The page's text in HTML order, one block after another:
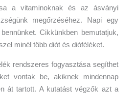
a vitaminoknak és az ásványi
megőrzéséhez. Napi egy
Cikkünkben bemutatjuk,
minél több diót és dióféléket.
rendszeres fogyasztása segíthet
vontak be, akiknek mindennap
át tartott. A kutatást végzők azt a